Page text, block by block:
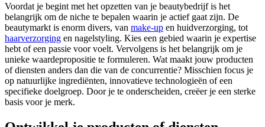
Voordat je begint met het opzetten van je beautybedrijf is het
belangrijk om de niche te bepalen waarin je actief gaat zijn. De
beautymarkt is enorm divers, van make-up en huidverzorging, tot
haarverzorging en nagelstyling. Kies een gebied waarin je expertise
hebt of een passie voor voelt. Vervolgens is het belangrijk om je
unieke waardepropositie te formuleren. Wat maakt jouw producten
of diensten anders dan die van de concurrentie? Misschien focus je
op natuurlijke ingrediënten, innovatieve technologieën of een
specifieke doelgroep. Door je te onderscheiden, creëer je een sterke
basis voor je merk.